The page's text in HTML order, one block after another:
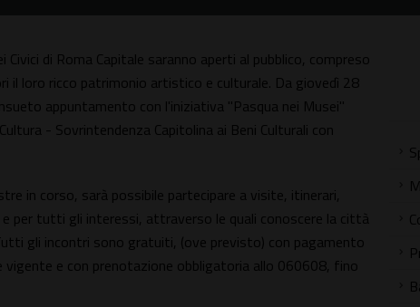
di Roma Capitale saranno aperti al pubblico, compreso
il loro ricco patrimonio artistico e culturale. Da giovedì 28
appuntamento con l'iniziativa "Pasqua nei Musei"
- Sovrintendenza Capitolina ai Beni Culturali con
in corso, sarà possibile partecipare a visite, itinerari,
tutti gli interessi, attraverso le quali conoscere la città
gli incontri sono gratuiti, (ove previsto) con pagamento
e con prenotazione obbligatoria allo 060608, fino